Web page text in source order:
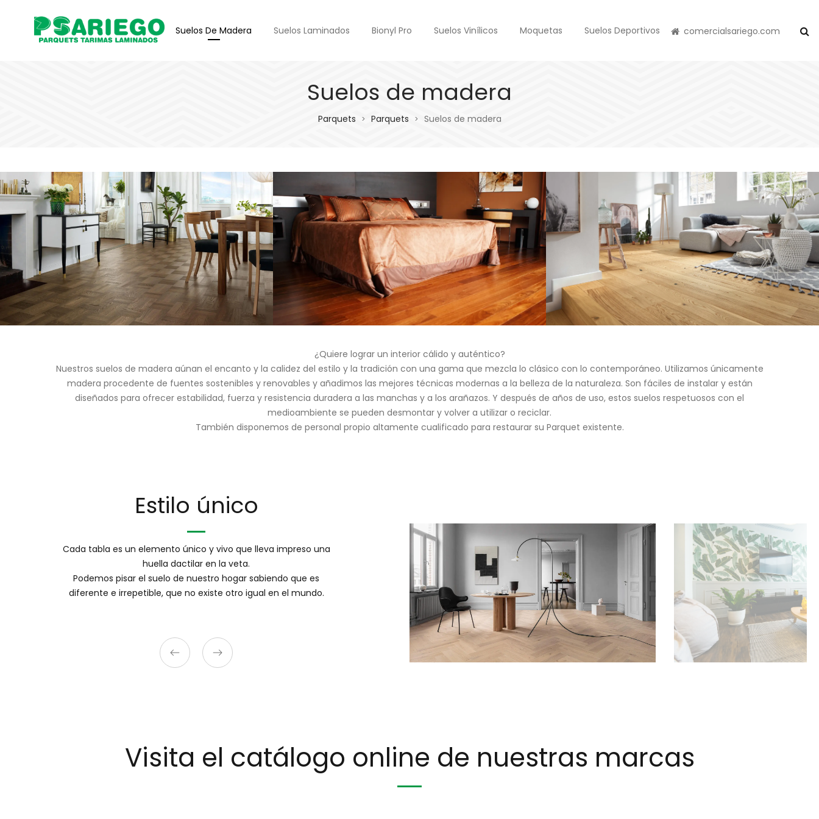
Suelos De Madera Suelos Laminados Bionyl Pro Suelos Vinílicos Moquetas Suelos Deportivos comercialsariego.com
Suelos de madera
Parquets > Parquets > Suelos de madera
¿Quiere lograr un interior cálido y auténtico?
Nuestros suelos de madera aúnan el encanto y la calidez del estilo y la tradición con una gama que mezcla lo clásico con lo contemporáneo. Utilizamos únicamente
madera procedente de fuentes sostenibles y renovables y añadimos las mejores técnicas modernas a la belleza de la naturaleza. Son fáciles de instalar y están
diseñados para ofrecer estabilidad, fuerza y resistencia duradera a las manchas y a los arañazos. Y después de años de uso, estos suelos respetuosos con el
medioambiente se pueden desmontar y volver a utilizar o reciclar.
También disponemos de personal propio altamente cualificado para restaurar su Parquet existente.
Estilo único
Cada tabla es un elemento único y vivo que lleva impreso una
huella dactilar en la veta.
Podemos pisar el suelo de nuestro hogar sabiendo que es
diferente e irrepetible, que no existe otro igual en el mundo.
Visita el catálogo online de nuestras marcas